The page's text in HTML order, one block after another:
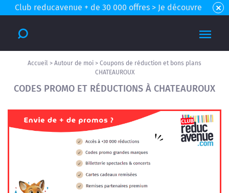
Club reducavenue + de 30 000 offres > Je découvre
Accueil > Autour de moi > Coupons de réduction et bons plans
CHATEAUROUX
CODES PROMO ET RÉDUCTIONS À CHATEAUROUX